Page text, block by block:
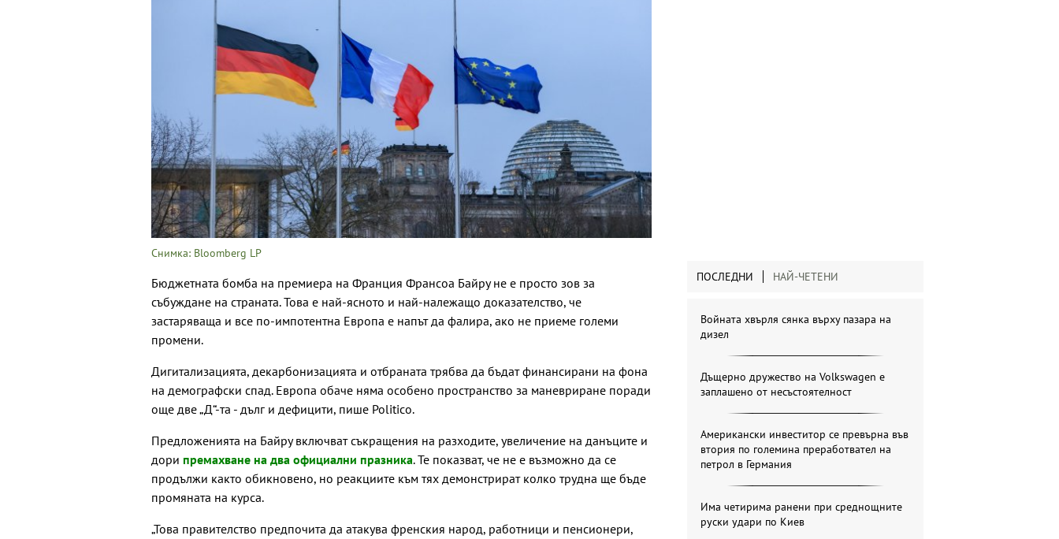
Снимка: Bloomberg LP
Бюджетната бомба на премиера на Франция Франсоа Байру не е просто зов за
събуждане на страната. Това е най-ясното и най-належащо доказателство, че
застаряваща и все по-импотентна Европа е напът да фалира, ако не приеме големи
промени.
Дигитализацията, декарбонизацията и отбраната трябва да бъдат финансирани на фона
на демографски спад. Европа обаче няма особено пространство за маневриране поради
още две „Д“-та - дълг и дефицити, пише Politico.
Предложенията на Байру включват съкращения на разходите, увеличение на данъците и
дори премахване на два официални празника. Те показват, че не е възможно да се
продължи както обикновено, но реакциите към тях демонстрират колко трудна ще бъде
промяната на курса.
„Това правителство предпочита да атакува френския народ, работници и пенсионери,
ПОСЛЕДНИ НАЙ-ЧЕТЕНИ
Войната хвърля сянка върху пазара на
дизел
Дъщерно дружество на Volkswagen е
заплашено от несъстоятелност
Американски инвеститор се превърна във
втория по големина преработвател на
петрол в Германия
Има четирима ранени при среднощните
руски удари по Киев